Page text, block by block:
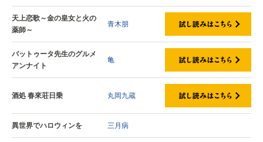
天上恋歌～金の皇女と火の
薬師～
青木朋
バットゥータ先生のグルメ
アンナイト
亀
酒処 春來荘日乗 丸岡九蔵
異世界でハロウィンを 三月病